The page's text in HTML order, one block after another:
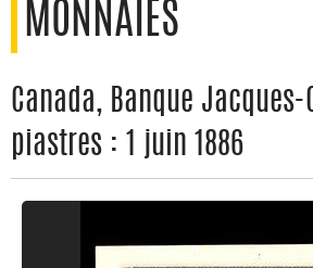
MONNAIES
Canada, Banque
piastres : 1 juin 1886